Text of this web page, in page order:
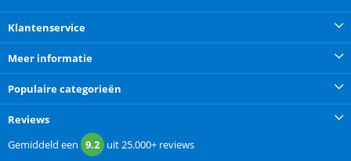
Klantenservice
Meer informatie
Populaire categorieën
Reviews
Gemiddeld een 9.2 uit25.000+ reviews